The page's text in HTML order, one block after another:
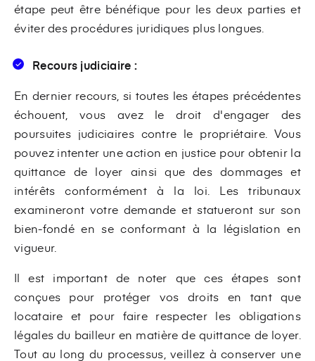
étape peut être bénéfique pour les deux parties et
éviter des procédures juridiques plus longues.
Recours judiciaire :
En dernier recours, si toutes les étapes précédentes
échouent, vous avez le droit d'engager des
poursuites judiciaires contre le propriétaire. Vous
pouvez intenter une action en justice pour obtenir la
quittance de loyer ainsi que des dommages et
intérêts conformément à la loi. Les tribunaux
examineront votre demande et statueront sur son
bien-fondé en se conformant à la législation en
vigueur.
Il est important de noter que ces étapes sont
conçues pour protéger vos droits en tant que
locataire et pour faire respecter les obligations
légales du bailleur en matière de quittance de loyer.
Tout au long du processus, veillez à conserver une